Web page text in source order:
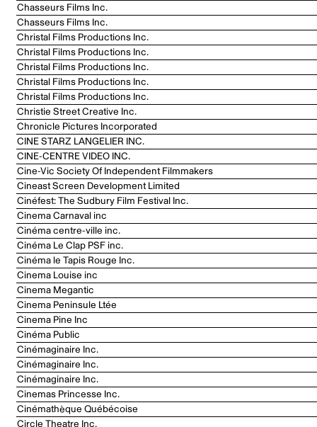
Chasseurs Films Inc.
Chasseurs Films Inc.
Christal Films Productions Inc.
Christal Films Productions Inc.
Christal Films Productions Inc.
Christal Films Productions Inc.
Christal Films Productions Inc.
Christie Street Creative Inc.
Chronicle Pictures Incorporated
CINE STARZ LANGELIER INC.
CINE-CENTRE VIDEO INC.
Cine-Vic Society Of Independent Filmmakers
Cineast Screen Development Limited
Cinéfest: The Sudbury Film Festival Inc.
Cinema Carnaval inc
Cinéma centre-ville inc.
Cinéma Le Clap PSF inc.
Cinéma le Tapis Rouge Inc.
Cinema Louise inc
Cinema Megantic
Cinema Peninsule Ltée
Cinema Pine Inc
Cinéma Public
Cinémaginaire Inc.
Cinémaginaire Inc.
Cinémaginaire Inc.
Cinemas Princesse Inc.
Cinémathèque Québécoise
Circle Theatre Inc.